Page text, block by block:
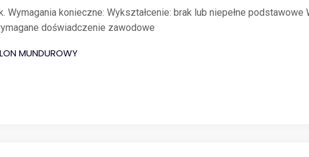
konieczne: Wykształcenie: brak lub niepełne podstawowe
doświadczenie zawodowe
MUNDUROWY